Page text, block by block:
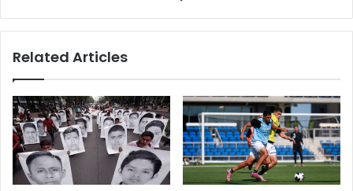
Related Articles